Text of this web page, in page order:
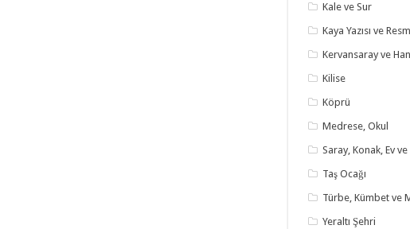
Kale ve Sur
Kaya Yazısı ve
Kervansaray ve Han
Kilise
Köprü
Medrese, Okul
Saray, Konak, Ev ve
Taş Ocağı
Türbe, Kümbet ve
Yeraltı Şehri